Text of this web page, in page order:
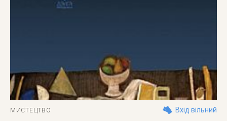
МИСТЕЦТВО Вхід вільний